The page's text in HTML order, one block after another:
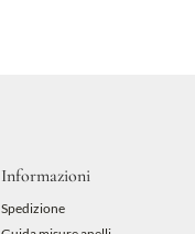
Informazioni
Spedizione